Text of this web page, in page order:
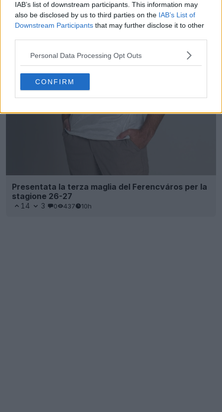
IAB’s list of downstream participants. This information may
also be disclosed by us to third parties on the IAB’s List of
Downstream Participants that may further disclose it to other
Personal Data Processing Opt Outs
CONFIRM
Presentata la terza maglia del Ferencváros per la
stagione 26-27
14 3 0 437 10h